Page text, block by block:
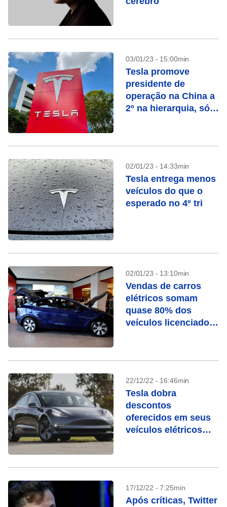
03/01/23 - 15:00min
Tesla promove
presidente de
operação na China a
2º na hierarquia, só
02/01/23 - 14:33min
Tesla entrega menos
veículos do que o
esperado no 4º tri
02/01/23 - 13:10min
Vendas de carros
elétricos somam
quase 80% dos
veículos licenciados
22/12/22 - 16:46min
Tesla dobra
descontos
oferecidos em seus
veículos elétricos
17/12/22 - 7:25min
Após críticas, Twitter